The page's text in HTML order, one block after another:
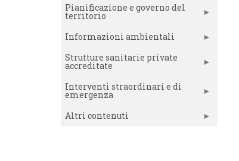
Pianificazione e governo del
territorio
Informazioni ambientali
Strutture sanitarie private
accreditate
Interventi straordinari e di
emergenza
Altri contenuti